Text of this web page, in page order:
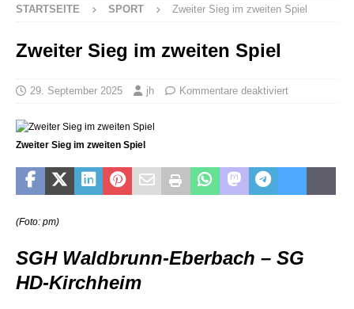
STARTSEITE SPORT Zweiter Sieg im zweiten Spiel
Zweiter Sieg im zweiten Spiel
29. September 2025 jh Kommentare deaktiviert
Zweiter Sieg im zweiten Spiel
(Foto: pm)
SGH Waldbrunn-Eberbach – SG
HD-Kirchheim